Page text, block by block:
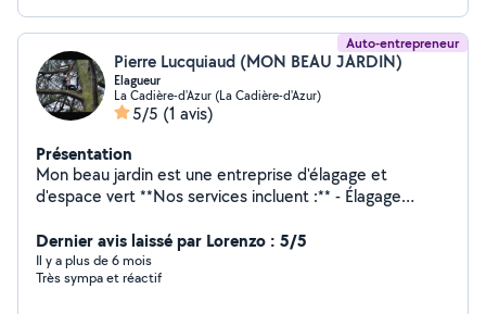
Auto-entrepreneur
Pierre Lucquiaud (MON BEAU JARDIN)
Elagueur
La Cadière-d'Azur (La Cadière-d'Azur)
5/5 (1 avis)
Présentation
Mon beau jardin est une entreprise d'élagage et
d'espace vert **Nos services incluent :** - Élagage
pour un jardin soigné - Abattage sécurisé d'arbres
dangereux - Entretien complet de vos espace vert
**Pourquoi choisir Mon beau jardin ?** - Équipe de
Dernier avis laissé par Lorenzo : 5/5
Il y a plus de 6 mois
Très sympa et réactif